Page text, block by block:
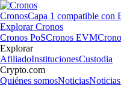
CronosCapa 1 compatible con
Explorar Cronos
Cronos PoSCronos EVM
Explorar
AfiliadoInstitucionesCustodia
Crypto.com
Quiénes somosNoticias